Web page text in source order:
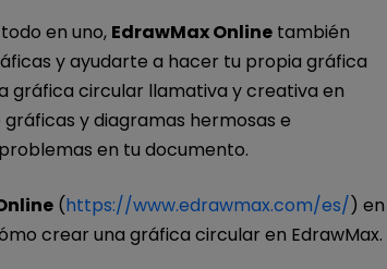
en uno, EdrawMax Onlinetambién
y ayudarte a hacer tu propia gráfica
gráfica circular llamativa y creativa en
y diagramas hermosas e
en tu documento.
(https://www.edrawmax.com/es/) en
crear una gráfica circular en EdrawMax.